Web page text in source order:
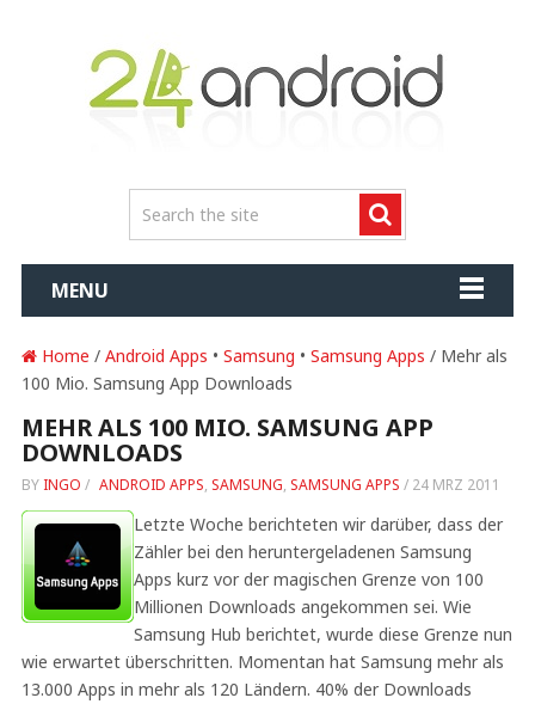
MENU
Home / Android Apps • Samsung • Samsung Apps / Mehr als
100 Mio. Samsung App Downloads
MEHR ALS 100 MIO. SAMSUNG APP
DOWNLOADS
BY INGO / ANDROID APPS, SAMSUNG, SAMSUNG APPS / 24 MRZ 2011
Letzte Woche berichteten wir darüber, dass der
Zähler bei den heruntergeladenen Samsung
Apps kurz vor der magischen Grenze von 100
Millionen Downloads angekommen sei. Wie
Samsung Hub berichtet, wurde diese Grenze nun
wie erwartet überschritten. Momentan hat Samsung mehr als
13.000 Apps in mehr als 120 Ländern. 40% der Downloads